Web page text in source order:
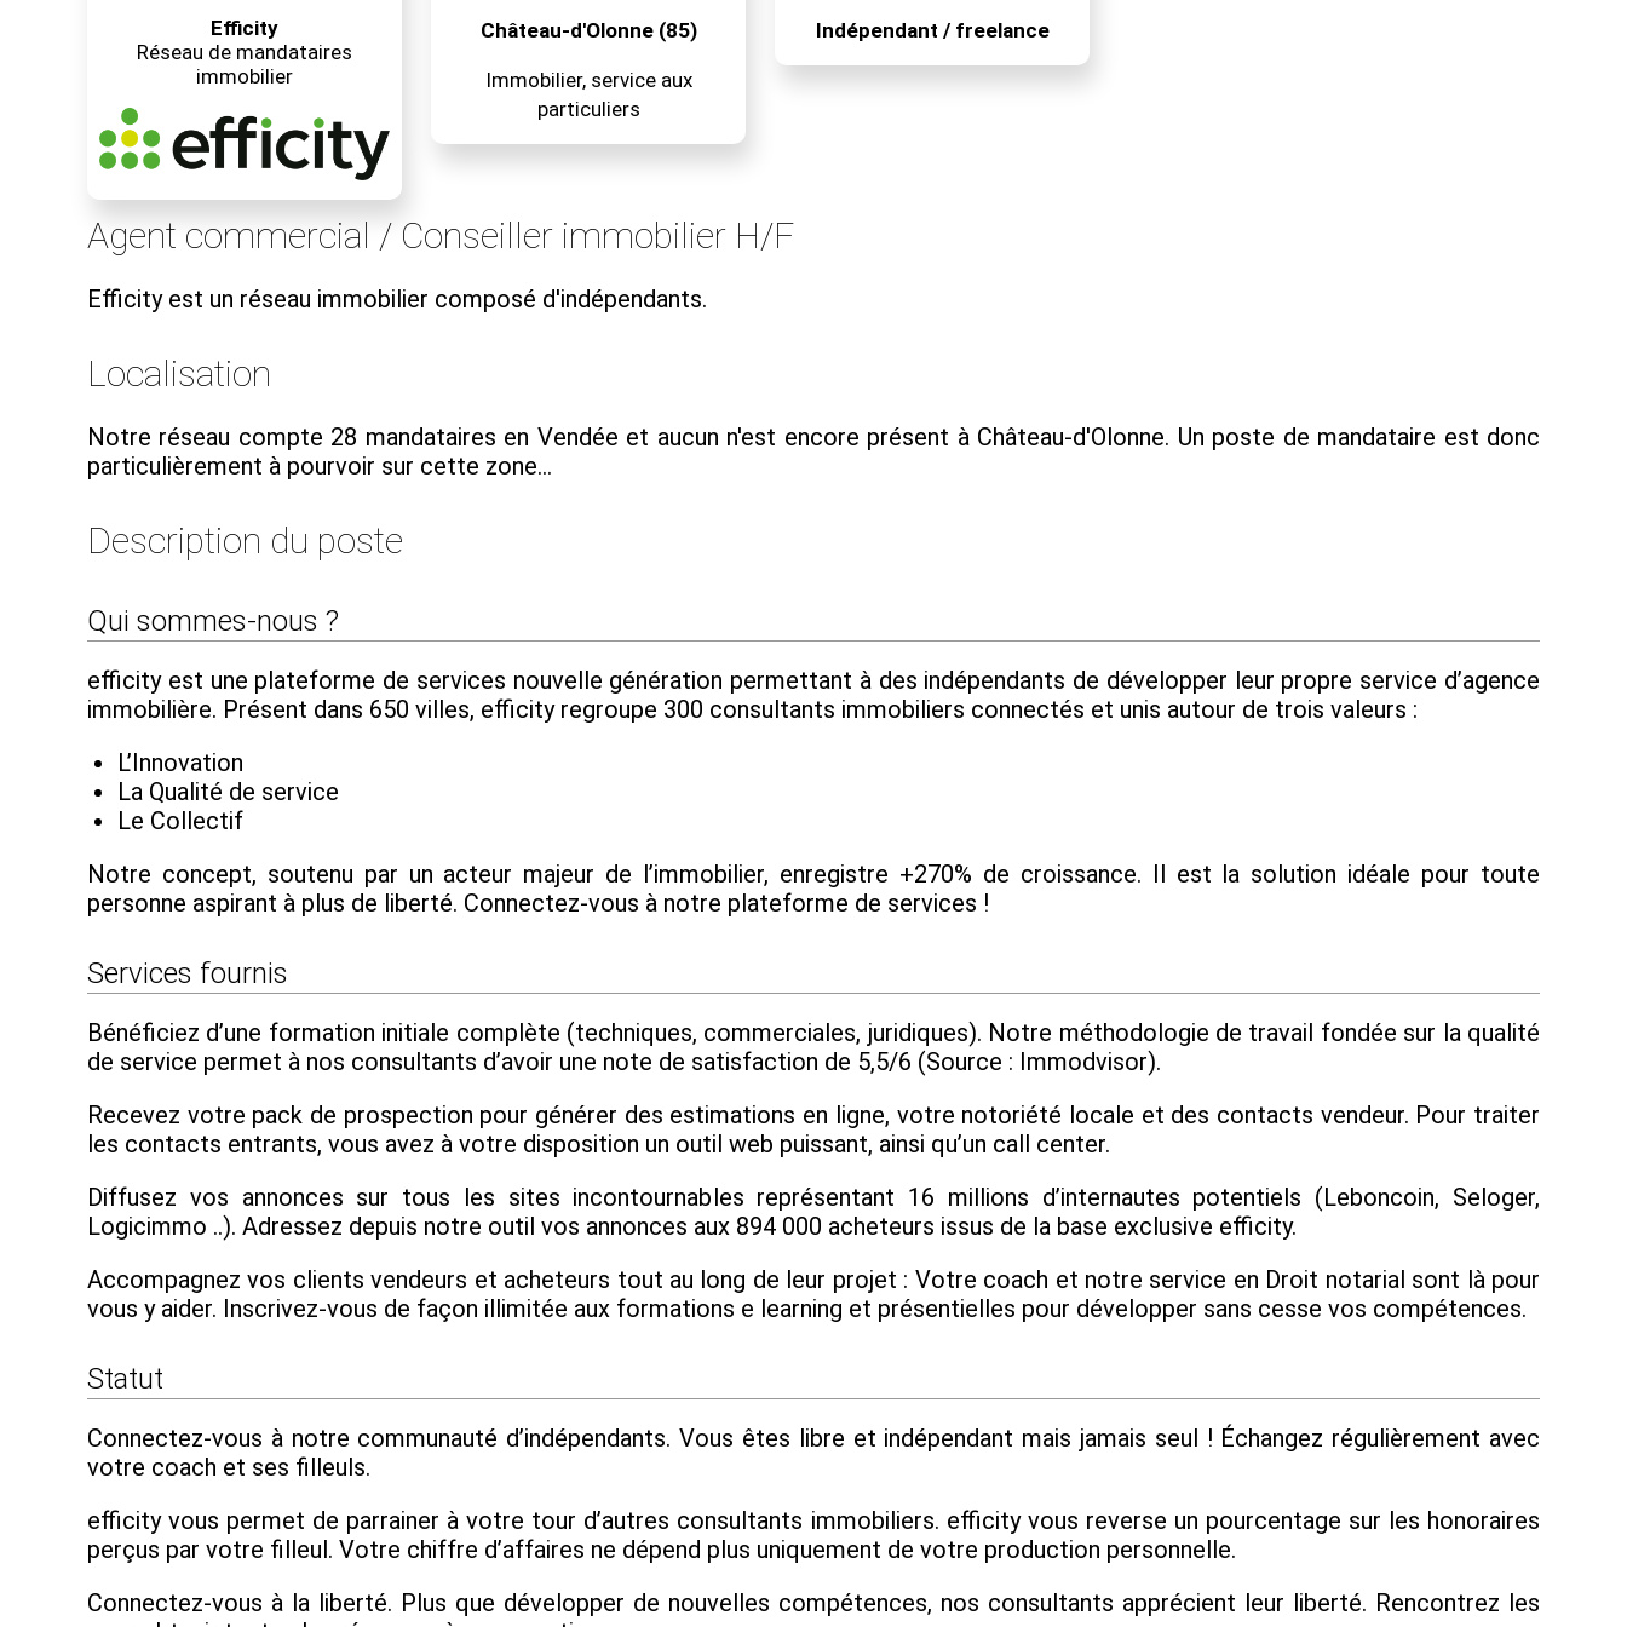
Efficity
Réseau de mandataires
immobilier
Château-d'Olonne (85)
Immobilier, service aux
particuliers
Indépendant / freelance
Agent commercial / Conseiller immobilier H/F
Efficity est un réseau immobilier composé d'indépendants.
Localisation
Notre réseau compte 28 mandataires en Vendée et aucun n'est encore présent à Château-d'Olonne. Un poste de mandataire est donc
particulièrement à pourvoir sur cette zone...
Description du poste
Qui sommes-nous ?
efficity est une plateforme de services nouvelle génération permettant à des indépendants de développer leur propre service d’agence
immobilière. Présent dans 650 villes, efficity regroupe 300 consultants immobiliers connectés et unis autour de trois valeurs :
L’Innovation
La Qualité de service
Le Collectif
Notre concept, soutenu par un acteur majeur de l’immobilier, enregistre +270% de croissance. Il est la solution idéale pour toute
personne aspirant à plus de liberté. Connectez-vous à notre plateforme de services !
Services fournis
Bénéficiez d’une formation initiale complète (techniques, commerciales, juridiques). Notre méthodologie de travail fondée sur la qualité
de service permet à nos consultants d’avoir une note de satisfaction de 5,5/6 (Source : Immodvisor).
Recevez votre pack de prospection pour générer des estimations en ligne, votre notoriété locale et des contacts vendeur. Pour traiter
les contacts entrants, vous avez à votre disposition un outil web puissant, ainsi qu’un call center.
Diffusez vos annonces sur tous les sites incontournables représentant 16 millions d’internautes potentiels (Leboncoin, Seloger,
Logicimmo ..). Adressez depuis notre outil vos annonces aux 894 000 acheteurs issus de la base exclusive efficity.
Accompagnez vos clients vendeurs et acheteurs tout au long de leur projet : Votre coach et notre service en Droit notarial sont là pour
vous y aider. Inscrivez-vous de façon illimitée aux formations e learning et présentielles pour développer sans cesse vos compétences.
Statut
Connectez-vous à notre communauté d’indépendants. Vous êtes libre et indépendant mais jamais seul ! Échangez régulièrement avec
votre coach et ses filleuls.
efficity vous permet de parrainer à votre tour d’autres consultants immobiliers. efficity vous reverse un pourcentage sur les honoraires
perçus par votre filleul. Votre chiffre d’affaires ne dépend plus uniquement de votre production personnelle.
Connectez-vous à la liberté. Plus que développer de nouvelles compétences, nos consultants apprécient leur liberté. Rencontrez les